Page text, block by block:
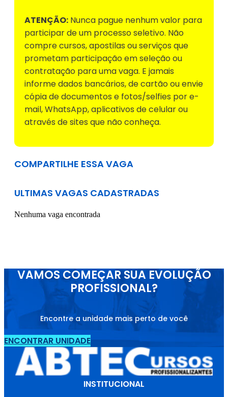
ATENÇÃO: Nunca pague nenhum valor para
participar de um processo seletivo. Não
compre cursos, apostilas ou serviços que
prometam participação em seleção ou
contratação para uma vaga. E jamais
informe dados bancários, de cartão ou envie
cópia de documentos e fotos/selfies por e-
mail, WhatsApp, aplicativos de celular ou
através de sites que não conheça.
COMPARTILHE ESSA VAGA
ULTIMAS VAGAS CADASTRADAS
Nenhuma vaga encontrada
VAMOS COMEÇAR SUA EVOLUÇÃO
PROFISSIONAL?
Encontre a unidade mais perto de você
ENCONTRAR UNIDADE
INSTITUCIONAL